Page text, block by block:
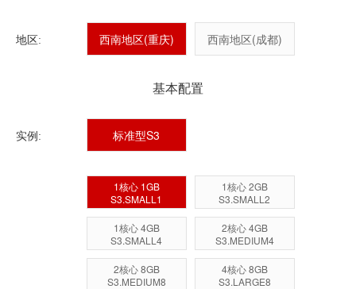
地区: 西南地区(重庆) 西南地区(成都)
基本配置
实例: 标准型S3
1核心 1GB
S3.SMALL1
1核心 2GB
S3.SMALL2
1核心 4GB
S3.SMALL4
2核心 4GB
S3.MEDIUM4
2核心 8GB
S3.MEDIUM8
4核心 8GB
S3.LARGE8